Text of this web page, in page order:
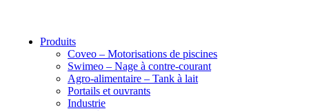
Produits
Coveo – Motorisations de piscines
Swimeo – Nage à contre-courant
Agro-alimentaire – Tank à lait
Portails et ouvrants
Industrie